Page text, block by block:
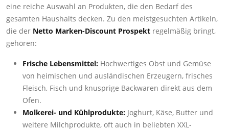
eine reiche Auswahl an Produkten, die den Bedarf des
gesamten Haushalts decken. Zu den meistgesuchten Artikeln,
die der Netto Marken-Discount Prospekt regelmäßig bringt,
gehören:
Frische Lebensmittel: Hochwertiges Obst und Gemüse
von heimischen und ausländischen Erzeugern, frisches
Fleisch, Fisch und knusprige Backwaren direkt aus dem
Ofen.
Molkerei- und Kühlprodukte: Joghurt, Käse, Butter und
weitere Milchprodukte, oft auch in beliebten XXL-